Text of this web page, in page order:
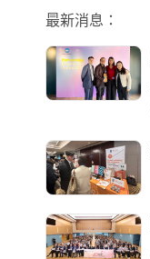
最新消息：